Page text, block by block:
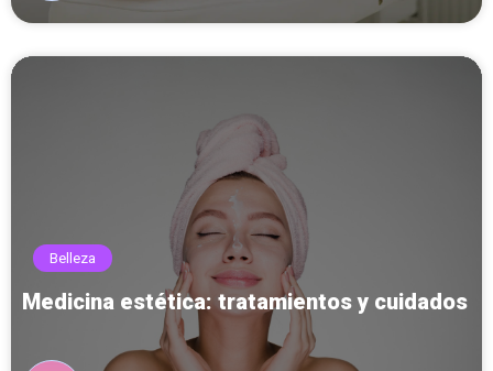
Belleza
Medicina estética: tratamientos y cuidados